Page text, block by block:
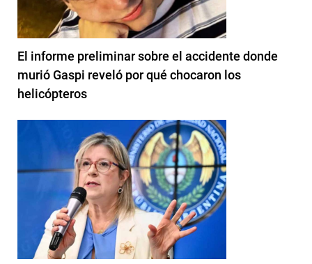
El informe preliminar sobre el accidente donde
murió Gaspi reveló por qué chocaron los
helicópteros